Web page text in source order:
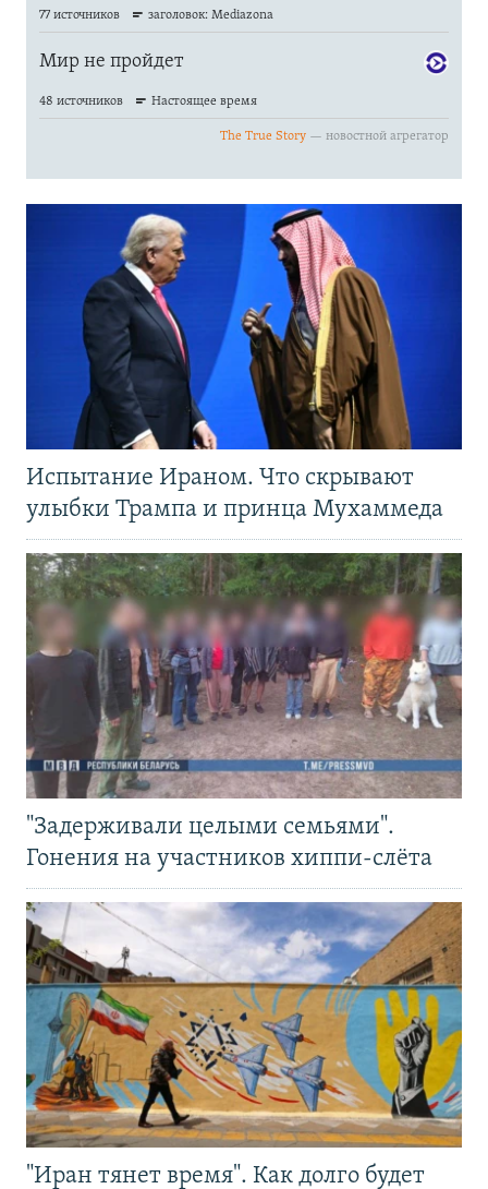
Испытание Ираном. Что скрывают
улыбки Трампа и принца Мухаммеда
"Задерживали целыми семьями".
Гонения на участников хиппи-слёта
"Иран тянет время". Как долго будет